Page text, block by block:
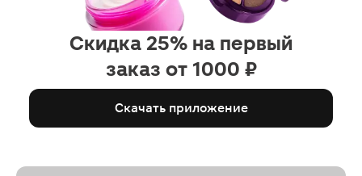
Скидка 25% на первый
заказ от 1000 ₽
Скачать приложение